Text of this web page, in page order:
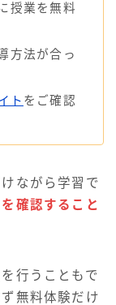
授業を無料
方法が合っ
ト をご確認
ながら学習で
確認すること
行うこともで
無料体験だけ